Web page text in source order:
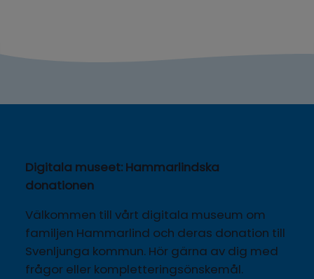
Digitala museet: Hammarlindska
donationen
Välkommen till vårt digitala museum om
familjen Hammarlind och deras donation till
Svenljunga kommun. Hör gärna av dig med
frågor eller kompletteringsönskemål.